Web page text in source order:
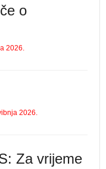
o
2026.
2026.
Za vrijeme